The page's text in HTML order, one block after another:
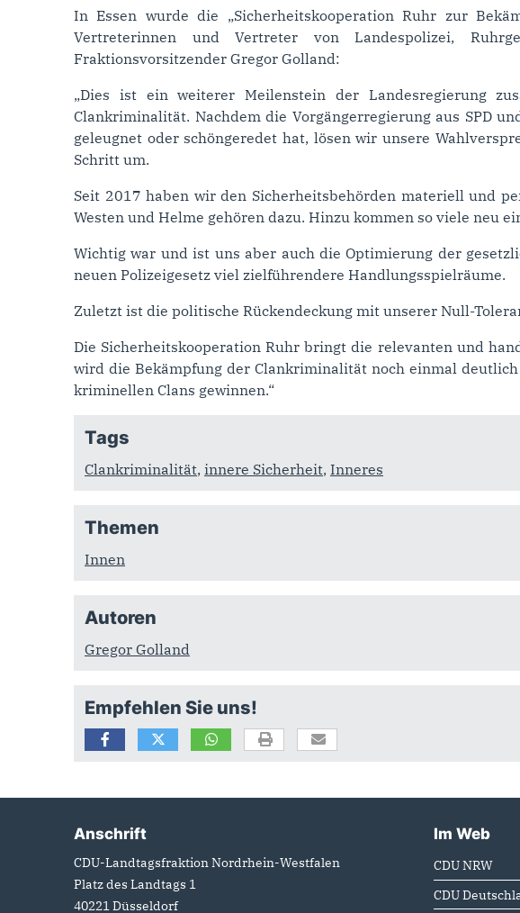
In Essen wurde die „Sicherheitskooperation Ruhr zur
Vertreterinnen und Vertreter von Landespolizei,
Fraktionsvorsitzender Gregor Golland:
„Dies ist ein weiterer Meilenstein der Landesregierung
Clankriminalität. Nachdem die Vorgängerregierung aus SPD
geleugnet oder schöngeredet hat, lösen wir unsere
Schritt um.
Seit 2017 haben wir den Sicherheitsbehörden materiell und
Westen und Helme gehören dazu. Hinzu kommen so viele neu
Wichtig war und ist uns aber auch die Optimierung der
neuen Polizeigesetz viel zielführendere Handlungsspielräume.
Zuletzt ist die politische Rückendeckung mit unserer Null-
Die Sicherheitskooperation Ruhr bringt die relevanten und
wird die Bekämpfung der Clankriminalität noch einmal
kriminellen Clans gewinnen.“
Tags
Clankriminalität, innere Sicherheit, Inneres
Themen
Innen
Autoren
Gregor Golland
Empfehlen Sie uns!
Fußbereich
Anschrift
CDU-Landtagsfraktion Nordrhein-Westfalen
Platz des Landtags 1
40221Düsseldorf
Im Web
CDU NRW
CDU